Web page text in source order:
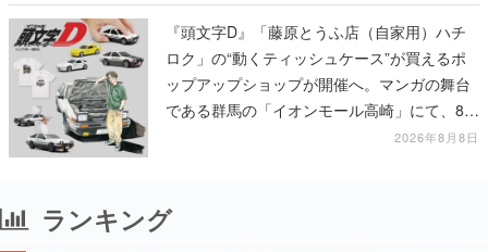
『頭文字D』「藤原とうふ店（自家用）ハチ
ロク」の“動くティッシュケース”が買えるポ
ップアップショップが開催へ。マンガの舞台
である群馬の「イオンモール高崎」にて、8月
11日から8月20日までの期間限定で開催予定
2026年8月8日
ランキング